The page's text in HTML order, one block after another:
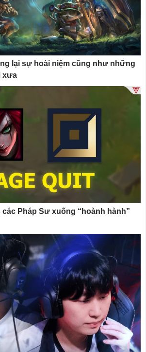
lại sự hoài niệm cũng như những
xưa
Pháp Sư xuống “hoành hành”